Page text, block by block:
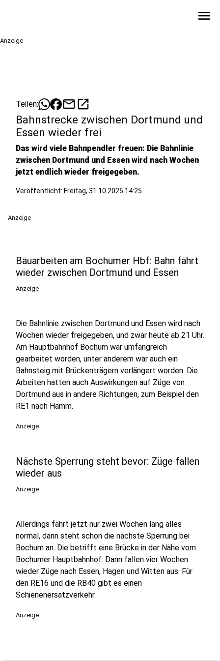
menu
Anzeige
Teilen: mailopen_in_new
Bahnstrecke zwischen Dortmund und
Essen wieder frei
Das wird viele Bahnpendler freuen: Die Bahnlinie
zwischen Dortmund und Essen wird nach Wochen
jetzt endlich wieder freigegeben.
Veröffentlicht: Freitag, 31.10.2025 14:25
Anzeige
Bauarbeiten am Bochumer Hbf: Bahn fährt
wieder zwischen Dortmund und Essen
Anzeige
Die Bahnlinie zwischen Dortmund und Essen wird nach
Wochen wieder freigegeben, und zwar heute ab 21 Uhr.
Am Hauptbahnhof Bochum war umfangreich
gearbeitet worden, unter anderem war auch ein
Bahnsteig mit Brückenträgern verlängert worden. Die
Arbeiten hatten auch Auswirkungen auf Züge von
Dortmund aus in andere Richtungen, zum Beispiel den
RE1 nach Hamm.
Anzeige
Nächste Sperrung steht bevor: Züge fallen
wieder aus
Anzeige
Allerdings fährt jetzt nur zwei Wochen lang alles
normal, dann steht schon die nächste Sperrung bei
Bochum an. Die betrifft eine Brücke in der Nähe vom
Bochumer Hauptbahnhof: Dann fallen vier Wochen
wieder Züge nach Essen, Hagen und Witten aus. Für
den RE16 und die RB40 gibt es einen
Schienenersatzverkehr.
Anzeige